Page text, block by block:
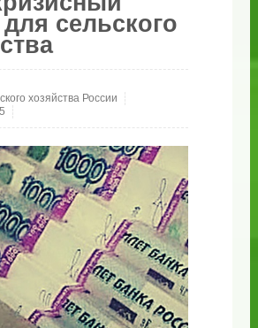
для сельского
хозяйства России